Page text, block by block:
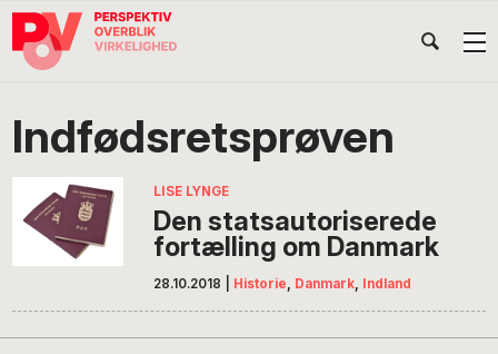
Gå
direkte
navigation
Skip
indhold
Gå
direkte
POV
International
Indfødsretsprøven
LISE LYNGE
Den statsautoriserede
fortælling om Danmark
28.10.2018 Historie, Danmark, Indland